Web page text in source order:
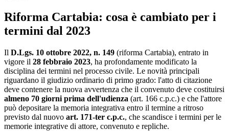
Riforma Cartabia: cosa è cambiato per i
termini dal 2023
Il D.Lgs. 10 ottobre 2022, n. 149 (riforma Cartabia), entrato in
vigore il 28 febbraio 2023, ha profondamente modificato la
disciplina dei termini nel processo civile. Le novità principali
riguardano il giudizio ordinario di primo grado: l'atto di citazione
deve contenere la nuova avvertenza che il convenuto deve costituirsi
almeno 70 giorni prima dell'udienza (art. 166 c.p.c.) e che l'attore
può depositare la memoria integrativa entro il termine a ritroso
previsto dal nuovo art. 171-ter c.p.c., che scandisce i termini per le
memorie integrative di attore, convenuto e repliche.